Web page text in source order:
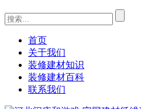
首页
关于我们
装修建材知识
装修建材百科
联系我们